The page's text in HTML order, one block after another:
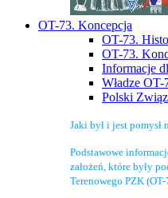
OT-73. Koncepcja
OT-73.
OT-73.
Informacje
Władze OT-
Polski
Jaki był i jest pomysł
Podstawowe
założeń, które były
Terenowego PZK